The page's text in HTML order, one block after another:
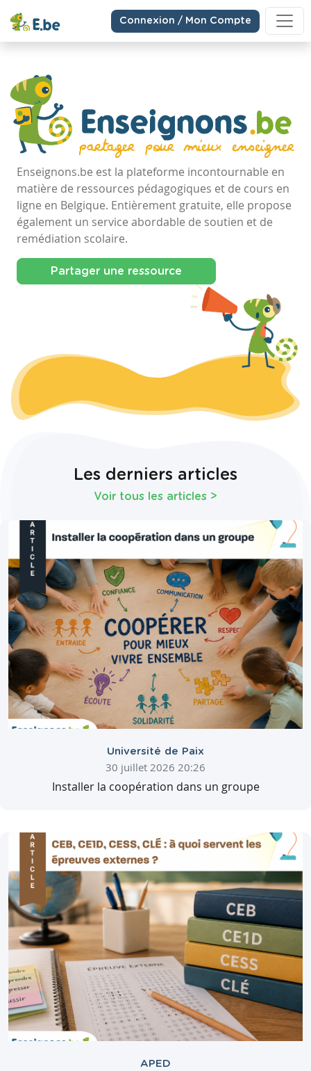
Connexion / Mon Compte
Enseignons.be est la plateforme incontournable en
matière de ressources pédagogiques et de cours en
ligne en Belgique. Entièrement gratuite, elle propose
également un service abordable de soutien et de
remédiation scolaire.
Partager une ressource
Les derniers articles
Voir tous les articles >
Université de Paix
30 juillet 2026 20:26
Installer la coopération dans un groupe
APED